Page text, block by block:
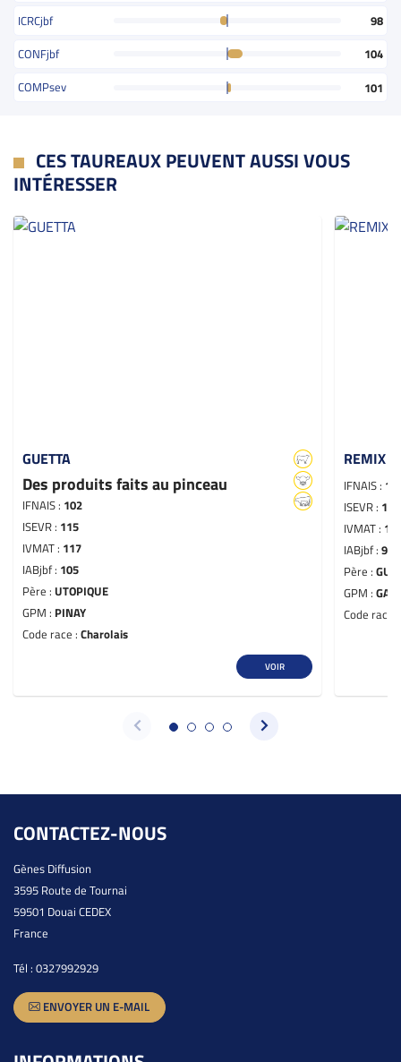
ICRCjbf
98
CONFjbf
104
COMPsev
101
CES TAUREAUX PEUVENT AUSSI VOUS
INTÉRESSER
GUETTA
Des produits faits au pinceau
IFNAIS : 102
ISEVR : 115
IVMAT : 117
IABjbf : 105
Père : UTOPIQUE
GPM : PINAY
Code race : Charolais
VOIR
REMIX
IFNAIS :
ISEVR : 108
IVMAT :
IABjbf :94
Père :
GPM :
Code race
CONTACTEZ-NOUS
Gènes Diffusion
3595 Route de Tournai
59501 Douai CEDEX
France
Tél : 0327992929
ENVOYER UN E-MAIL